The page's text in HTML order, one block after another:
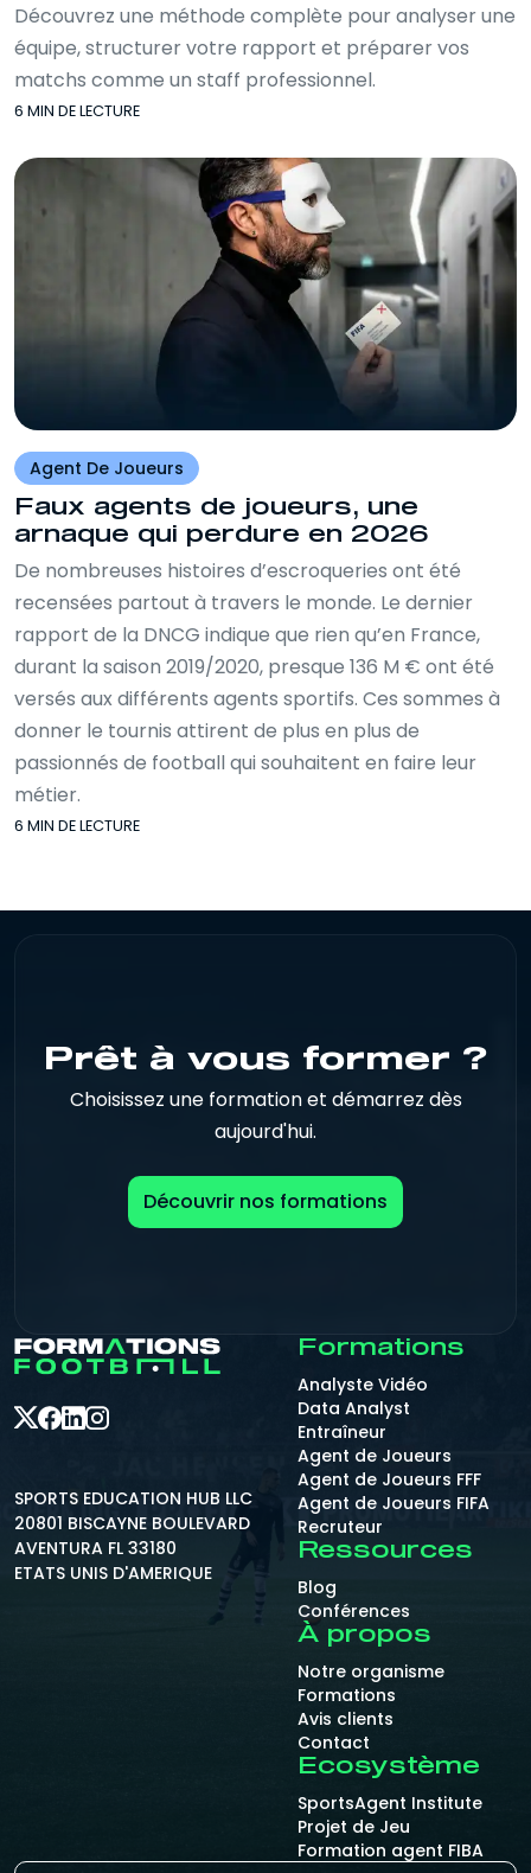
Découvrez une méthode complète pour analyser une
équipe, structurer votre rapport et préparer vos
matchs comme un staff professionnel.
6 MIN DE LECTURE
Agent De Joueurs
Faux agents de joueurs, une
arnaque qui perdure en 2026
De nombreuses histoires d’escroqueries ont été
recensées partout à travers le monde. Le dernier
rapport de la DNCG indique que rien qu’en France,
durant la saison 2019/2020, presque 136 M € ont été
versés aux différents agents sportifs. Ces sommes à
donner le tournis attirent de plus en plus de
passionnés de football qui souhaitent en faire leur
métier.
6 MIN DE LECTURE
Prêt à vous former ?
Choisissez une formation et démarrez dès
aujourd'hui.
Découvrir nos formations
SPORTS EDUCATION HUB LLC
20801 BISCAYNE BOULEVARD
AVENTURA FL 33180
ETATS UNIS D'AMERIQUE
Formations
Analyste Vidéo
Data Analyst
Entraîneur
Agent de Joueurs
Agent de Joueurs FFF
Agent de Joueurs FIFA
Recruteur
Ressources
Blog
Conférences
À propos
Notre organisme
Formations
Avis clients
Contact
Ecosystème
SportsAgent Institute
Projet de Jeu
Formation agent FIBA